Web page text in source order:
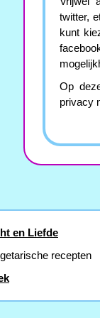
twitter,
kunt
Op
privacy
en Liefde
recepten